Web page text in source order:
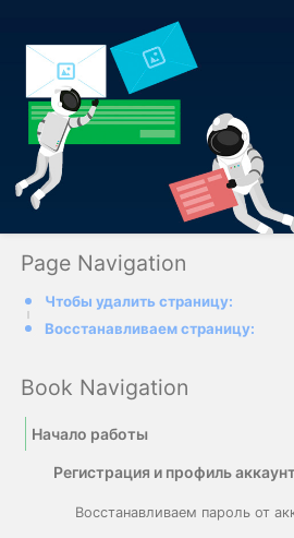
Page Navigation
Чтобы удалить страницу:
Восстанавливаем страницу:
Book Navigation
Начало работы
Регистрация и профиль
Восстанавливаем пароль от